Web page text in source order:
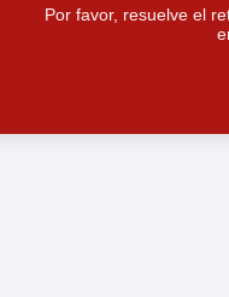
Por favor, resuelve el